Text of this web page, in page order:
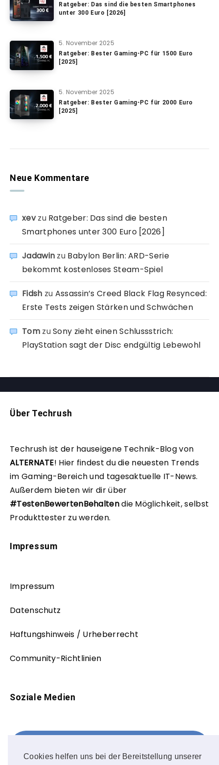
Cookies helfen uns bei der Bereitstellung unserer
Ratgeber: Das sind die besten Smartphones
unter 300 Euro [2026]
5. November 2025
Ratgeber: Bester Gaming-PC für 1500 Euro
[2025]
5. November 2025
Ratgeber: Bester Gaming-PC für 2000 Euro
[2025]
Neue Kommentare
xevzu Ratgeber: Das sind die besten
Smartphones unter 300 Euro [2026]
Jadawin zu Babylon Berlin: ARD-Serie
bekommt kostenloses Steam-Spiel
Fidsh zu Assassin’s Creed Black Flag Resynced:
Erste Tests zeigen Stärken und Schwächen
TomzuSony zieht einen Schlussstrich:
PlayStation sagt der Disc endgültig Lebewohl
Über Techrush
Techrush ist der hauseigene Technik-Blog von
ALTERNATE! Hier findest du die neuesten Trends
im Gaming-Bereich und tagesaktuelle IT-News.
Außerdem bieten wir dir über
#TestenBewertenBehaltendie Möglichkeit, selbst
Produkttester zu werden.
Impressum
Impressum
Datenschutz
Haftungshinweis / Urheberrecht
Community-Richtlinien
Soziale Medien
FOLLOW ME!